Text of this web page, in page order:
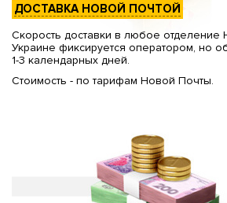
ДОСТАВКА НОВОЙ ПОЧТОЙ
Скорость доставки в любое отделение
Украине фиксируется оператором, но
1-3 календарных дней.
Стоимость - по тарифам Новой Почты.